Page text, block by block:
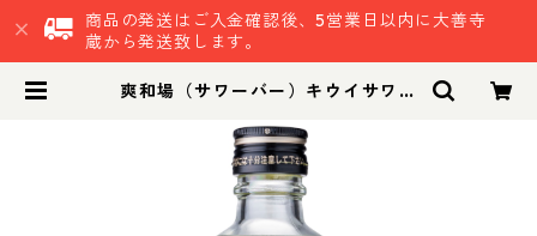
商品の発送はご入金確認後、5営業日以内に大善寺
蔵から発送致します。
爽和場（サワーバー）キウイサワー
ロ プリン体ゼロ 晩酌 食事に合うお
酒 お家居酒屋 キウイサワー | 鷹正宗
株式会社